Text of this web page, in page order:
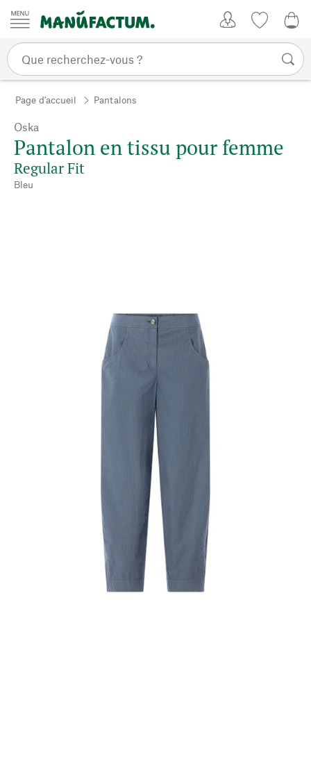
Passer au contenu
Page d'accueil Pantalons
Oska
Pantalon en tissu pour femme
Regular Fit
Bleu